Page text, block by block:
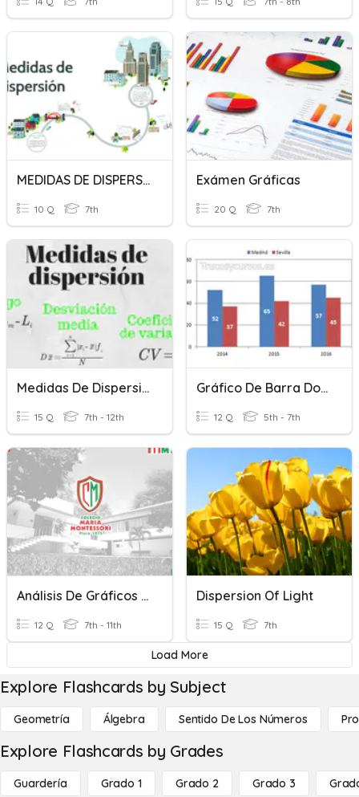
MEDIDAS DE DISPERSIÓN
10 Q 7th
Exámen Gráficas
20 Q 7th
Medidas De Dispersión
15 Q 7th - 12th
Gráfico De Barra Dobles
12 Q 5th - 7th
Análisis De Gráficos Estadísticos
12 Q 7th - 11th
Dispersion Of Light
15 Q 7th
Load More
Explore Flashcards by Subject
Geometría Álgebra Sentido De Los Números
Explore Flashcards by Grades
Guardería Grado 1 Grado 2 Grado 3